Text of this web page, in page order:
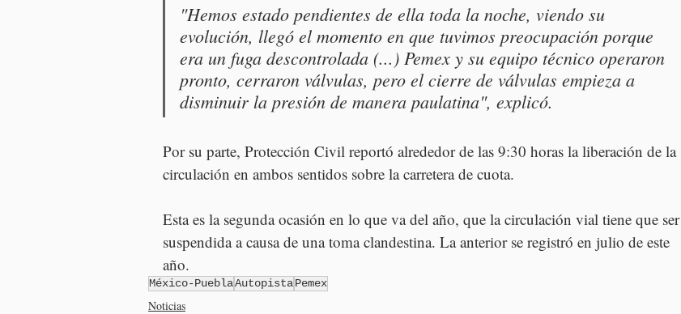
"Hemos estado pendientes de ella toda la noche, viendo su
evolución, llegó el momento en que tuvimos preocupación porque
era un fuga descontrolada (...) Pemex y su equipo técnico operaron
pronto, cerraron válvulas, pero el cierre de válvulas empieza a
disminuir la presión de manera paulatina", explicó.
Por su parte, Protección Civil reportó alrededor de las 9:30 horas la liberación de la
circulación en ambos sentidos sobre la carretera de cuota.
Esta es la segunda ocasión en lo que va del año, que la circulación vial tiene que ser
suspendida a causa de una toma clandestina. La anterior se registró en julio de este
año.
México-PueblaAutopistaPemex
Noticias